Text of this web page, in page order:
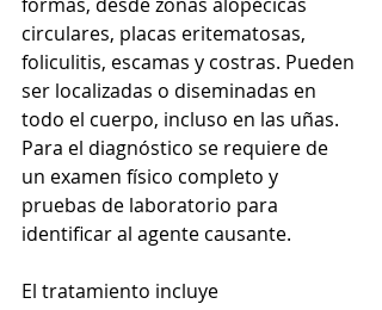
circulares, placas eritematosas,
foliculitis, escamas y costras. Pueden
ser localizadas o diseminadas en
todo el cuerpo, incluso en las uñas.
Para el diagnóstico se requiere de
un examen físico completo y
pruebas de laboratorio para
identificar al agente causante.
El tratamiento incluye